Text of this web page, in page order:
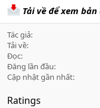
Tải về để xem
Tác giả
Tải về
Đọc
Đăng lần đầu
Cập nhật gần nhất
Ratings